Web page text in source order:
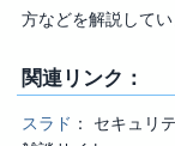
方などを解説してい
関連リンク：
スラド
セキュリ